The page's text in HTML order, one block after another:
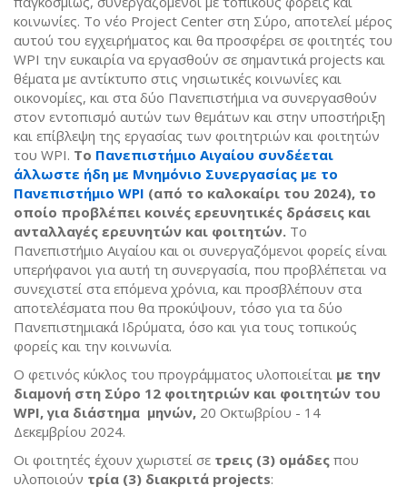
κοινωνίες. Το νέο Project Center στη Σύρο, αποτελεί μέρος
αυτού του εγχειρήματος και θα προσφέρει σε φοιτητές του
WPI την ευκαιρία να εργασθούν σε σημαντικά projects και
θέματα με αντίκτυπο στις νησιωτικές κοινωνίες και
οικονομίες, και στα δύο Πανεπιστήμια να συνεργασθούν
στον εντοπισμό αυτών των θεμάτων και στην υποστήριξη
και επίβλεψη της εργασίας των φοιτητριών και φοιτητών
του WPI. Το Πανεπιστήμιο Αιγαίου συνδέεται
άλλωστε ήδη με Μνημόνιο Συνεργασίας με το
Πανεπιστήμιο WPI (από το καλοκαίρι του 2024), το
οποίο προβλέπει κοινές ερευνητικές δράσεις και
ανταλλαγές ερευνητών και φοιτητών. Το
Πανεπιστήμιο Αιγαίου και οι συνεργαζόμενοι φορείς είναι
υπερήφανοι για αυτή τη συνεργασία, που προβλέπεται να
συνεχιστεί στα επόμενα χρόνια, και προσβλέπουν στα
αποτελέσματα που θα προκύψουν, τόσο για τα δύο
Πανεπιστημιακά Ιδρύματα, όσο και για τους τοπικούς
φορείς και την κοινωνία.
Ο φετινός κύκλος του προγράμματος υλοποιείται με την
διαμονή στη Σύρο 12 φοιτητριών και φοιτητών του
WPI, για διάστημα μηνών, 20 Οκτωβρίου - 14
Δεκεμβρίου 2024.
Οι φοιτητές έχουν χωριστεί σε τρεις (3) ομάδες που
υλοποιούν τρία (3) διακριτά projects: